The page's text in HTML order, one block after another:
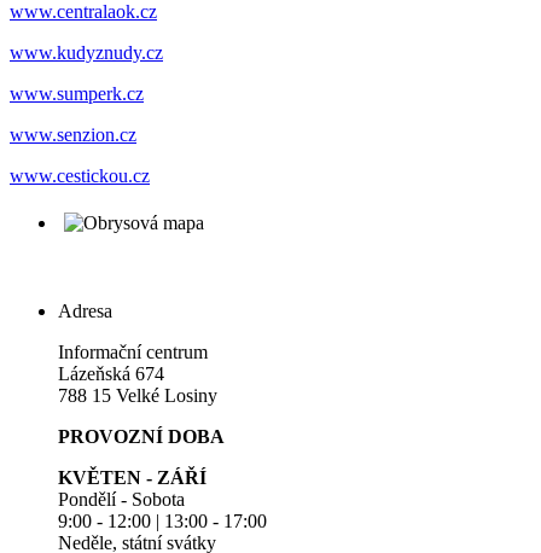
www.centralaok.cz
www.kudyznudy.cz
www.sumperk.cz
www.senzion.cz
www.cestickou.cz
Adresa
Informační centrum
Lázeňská 674
788 15 Velké Losiny
PROVOZNÍ DOBA
KVĚTEN - ZÁŘÍ
Pondělí - Sobota
9:00 - 12:00 | 13:00 - 17:00
Neděle, státní svátky